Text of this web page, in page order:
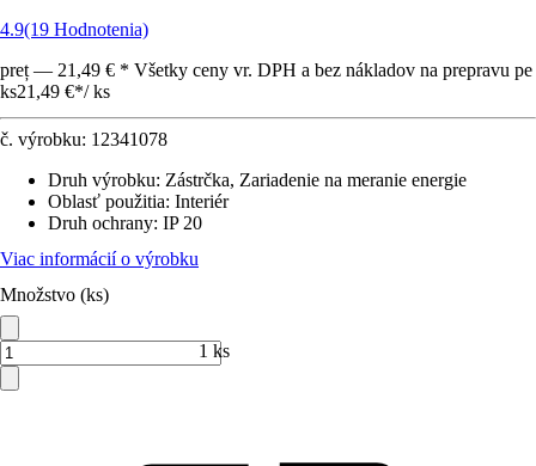
4.9(19 Hodnotenia)
preț — 21,49 € * Všetky ceny vr. DPH a bez nákladov na prepravu pe
ks21,49 €*/ ks
č. výrobku: 12341078
Druh výrobku: Zástrčka, Zariadenie na meranie energie
Oblasť použitia: Interiér
Druh ochrany: IP 20
Viac informácií o výrobku
Množstvo (ks)
1 ks